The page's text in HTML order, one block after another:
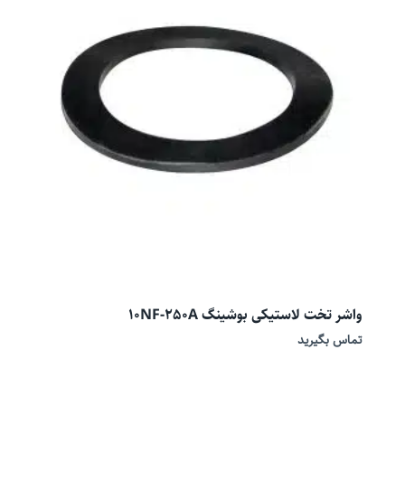
واشر تخت لاستیکی بوشینگ 10NF-250A
تماس بگیرید